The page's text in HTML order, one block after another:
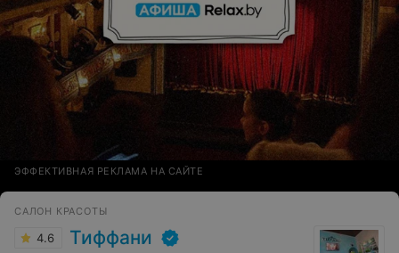
ЭФФЕКТИВНАЯ РЕКЛАМА НА САЙТЕ
САЛОН КРАСОТЫ
4.6 Тиффани